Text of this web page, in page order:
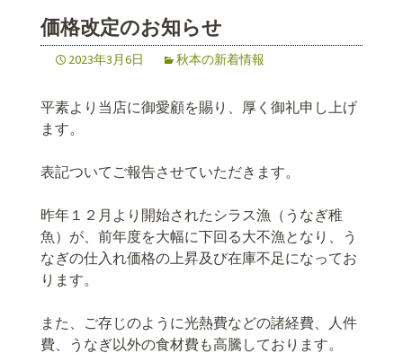
価格改定のお知らせ
2023年3月6日 秋本の新着情報
平素より当店に御愛顧を賜り、厚く御礼申し上げ
ます。
表記ついてご報告させていただきます。
昨年１２月より開始されたシラス漁（うなぎ稚
魚）が、前年度を大幅に下回る大不漁となり、う
なぎの仕入れ価格の上昇及び在庫不足になってお
ります。
また、ご存じのように光熱費などの諸経費、人件
費、うなぎ以外の食材費も高騰しております。